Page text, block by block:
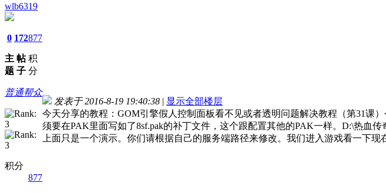
wlb6319
0
主
题
172
帖
子
877
积
分
普通帮众
积分
877
发表于 2016-8-19 19:40:38 | 显示全部楼层
今天分享的教程：GOM引擎假人控制面板看不见或者透明问题解决教程（第31课
须要在PAK里面写如了8sf.pak的补丁文件，这个跟配置其他的PAK一样。D:\热血传
上面只是一个演示。你们请根据自己的服务端路径来修改。我们进入游戏看一下现